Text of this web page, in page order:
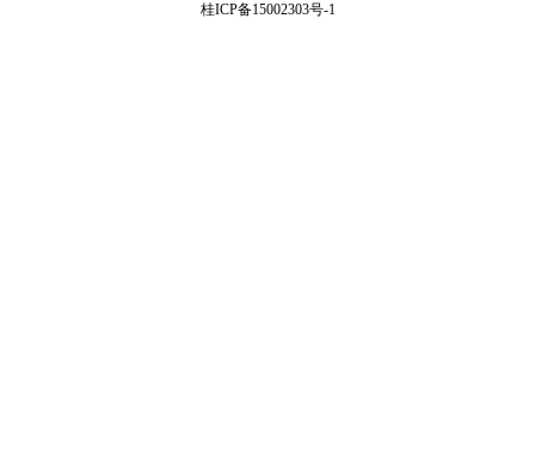
桂ICP备15002303号-1